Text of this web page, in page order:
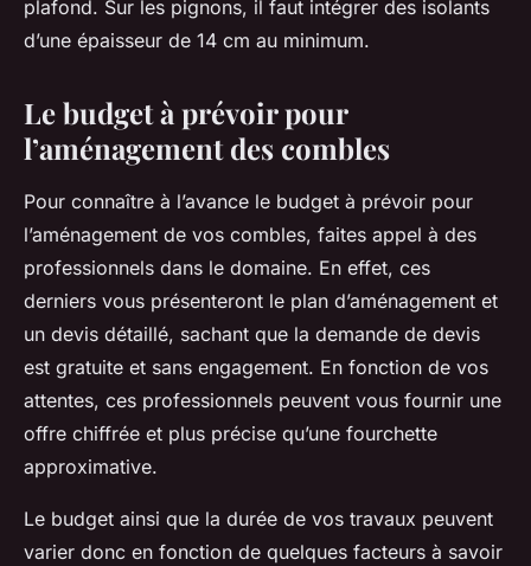
plafond. Sur les pignons, il faut intégrer des isolants
d’une épaisseur de 14 cm au minimum.
Le budget à prévoir pour
l’aménagement des combles
Pour connaître à l’avance le budget à prévoir pour
l’aménagement de vos combles, faites appel à des
professionnels dans le domaine. En effet, ces
derniers vous présenteront le plan d’aménagement et
un devis détaillé, sachant que la demande de devis
est gratuite et sans engagement. En fonction de vos
attentes, ces professionnels peuvent vous fournir une
offre chiffrée et plus précise qu’une fourchette
approximative.
Le budget ainsi que la durée de vos travaux peuvent
varier donc en fonction de quelques facteurs à savoir